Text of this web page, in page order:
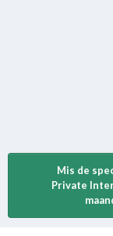
Mis de
Private